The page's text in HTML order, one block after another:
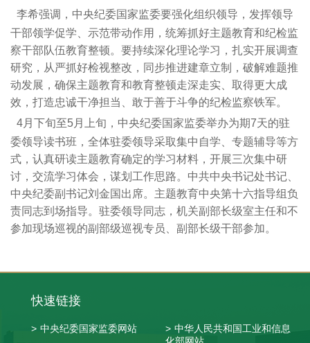
李希强调，中央纪委国家监委要强化组织领导，发挥领导
干部领学促学、示范带动作用，统筹抓好主题教育和纪检监
察干部队伍教育整顿。要持续深化理论学习，扎实开展调查
研究，从严抓好检视整改，同步推进建章立制，破解难题推
动发展，确保主题教育和教育整顿走深走实、取得更大成
效，打造忠诚干净担当、敢于善于斗争的纪检监察铁军。
4月下旬至5月上旬，中央纪委国家监委举办为期7天的驻
委领导读书班，全体驻委领导采取集中自学、专题辅导等方
式，认真研读主题教育确定的学习材料，开展三次集中研
讨，交流学习体会，谋划工作思路。中共中央书记处书记、
中央纪委副书记刘金国出席。主题教育中央第十六指导组负
责同志到场指导。驻委领导同志，机关副部长级室主任和不
参加现场巡视的副部级巡视专员、副部长级干部参加。
快速链接
> 中央纪委国家监委网站 > 中华人民共和国工业和信息
化部网站